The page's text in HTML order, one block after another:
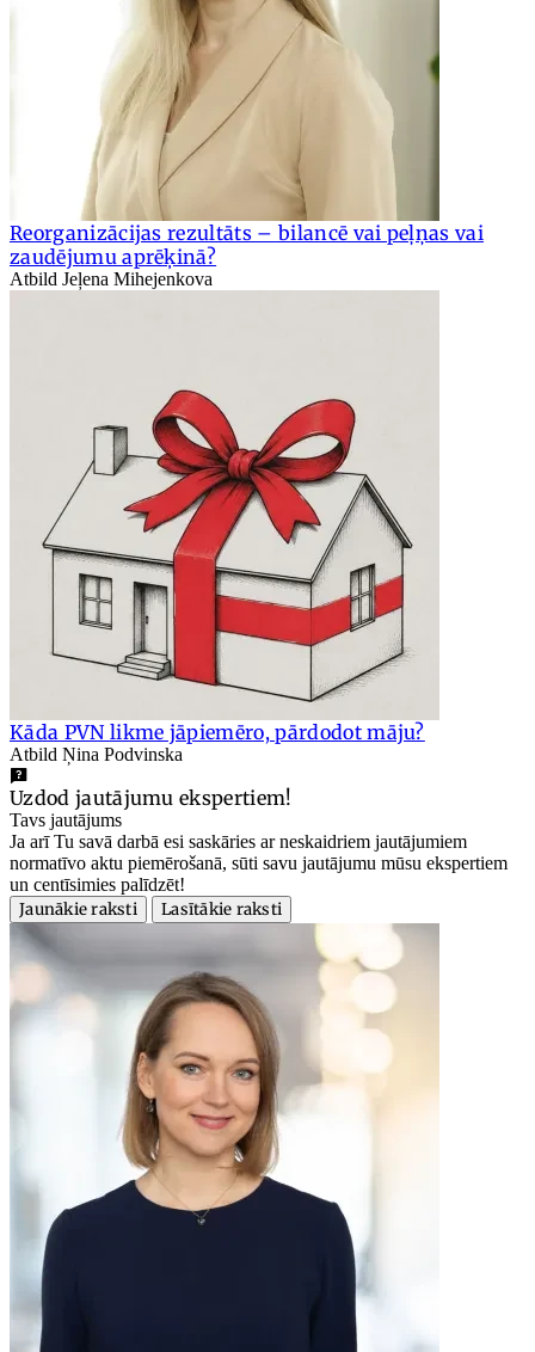
Reorganizācijas rezultāts – bilancē vai peļņas vai
zaudējumu aprēķinā?
Atbild Jeļena Mihejenkova
Kāda PVN likme jāpiemēro, pārdodot māju?
Atbild Ņina Podvinska
Uzdod jautājumu ekspertiem!
Tavs jautājums
Ja arī Tu savā darbā esi saskāries ar neskaidriem jautājumiem
normatīvo aktu piemērošanā, sūti savu jautājumu mūsu ekspertiem
un centīsimies palīdzēt!
Jaunākie raksti
Lasītākie raksti